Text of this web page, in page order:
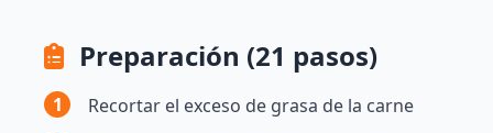
Preparación (21 pasos)
1
Recortar el exceso de grasa de la carne